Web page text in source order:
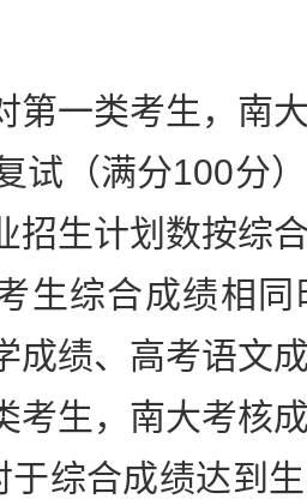
一类考生，南大
试（满分100分
招生计划数按综
生综合成绩相
成绩、高考语文
考生，南大考核
于综合成绩达到